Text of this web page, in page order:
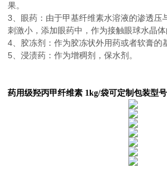
果。
3、眼药：由于甲基纤维素水溶液的渗透压
刺激小，添加眼药中，作为接触眼球水晶体
4、胶冻剂：作为胶冻状外用药或者软膏的
5、浸渍药：作为增稠剂，保水剂。
药用级羟丙甲纤维素 1kg/袋可定制包装型号